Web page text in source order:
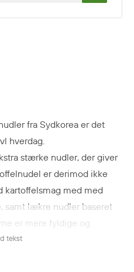
fra Sydkorea er det
hverdag.
stærke nudler, der giver
er derimod ikke
kartoffelsmag med med
, samt lækre nudler baseret
er mere fyldige og
tekst